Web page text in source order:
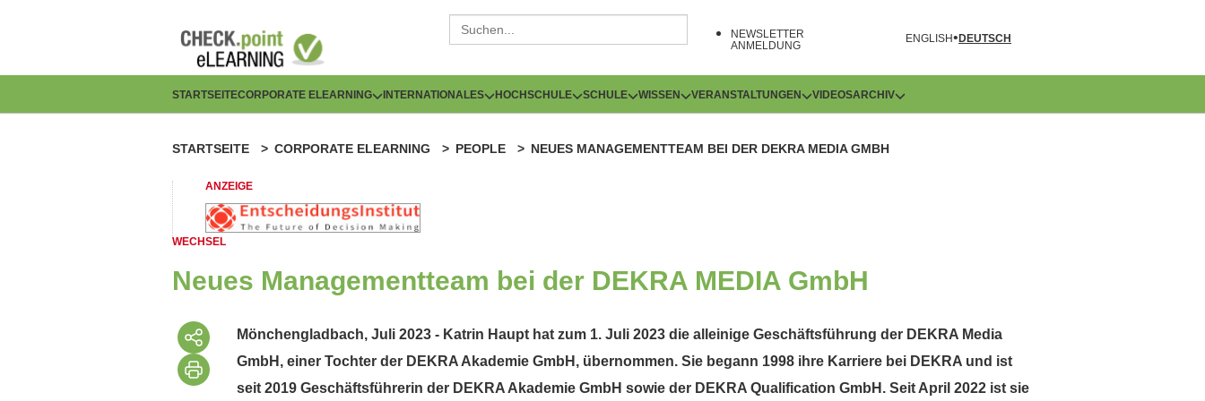
NEWSLETTER
ANMELDUNG
ENGLISH DEUTSCH
H
p
t
n
a
v
i
STARTSEITECORPORATE ELEARNING INTERNATIONALES HOCHSCHULE SCHULE WISSEN VERANSTALTUNGEN VIDEOSARCHIV
P
f
a
d
a
v
STARTSEITE CORPORATE ELEARNING PEOPLE NEUES MANAGEMENTTEAM BEI DER DEKRA MEDIA GMBH
ANZEIGE
WECHSEL
Neues Managementteam bei der DEKRA MEDIA GmbH
Mönchengladbach, Juli 2023 - Katrin Haupt hat zum 1. Juli 2023 die alleinige Geschäftsführung der DEKRA Media
GmbH, einer Tochter der DEKRA Akademie GmbH, übernommen. Sie begann 1998 ihre Karriere bei DEKRA und ist
seit 2019 Geschäftsführerin der DEKRA Akademie GmbH sowie der DEKRA Qualification GmbH. Seit April 2022 ist sie